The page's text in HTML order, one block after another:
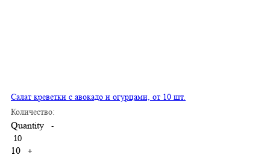
Салат креветки с авокадо и огурцами, от 10 шт.
Количество:
Quantity -
10 +